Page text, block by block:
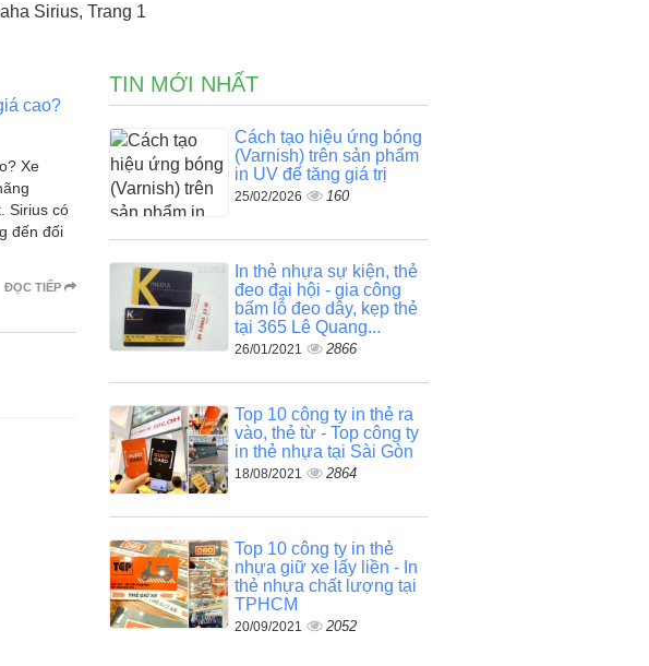
Sirius, Trang 1
cao?
Xe
Sirius có
đến đối
ĐỌC TIẾP
TIN MỚI NHẤT
Cách tạo hiệu ứng bóng
(Varnish) trên sản phẩm
in UV để tăng giá trị
25/02/2026 160
In thẻ nhựa sự kiện, thẻ
đeo đại hội - gia công
bấm lỗ đeo dây, kẹp thẻ
tại 365 Lê Quang...
26/01/2021 2866
Top 10 công ty in thẻ ra
vào, thẻ từ - Top công ty
in thẻ nhựa tại Sài Gòn
18/08/2021 2864
Top 10 công ty in thẻ
nhựa giữ xe lấy liền - In
thẻ nhựa chất lượng tại
TPHCM
20/09/2021 2052